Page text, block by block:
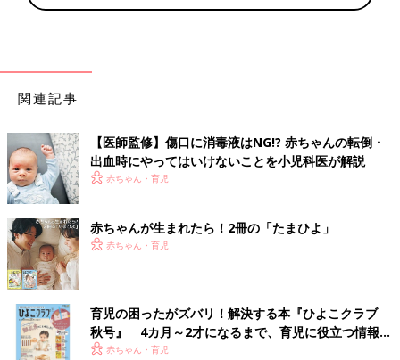
関連記事
【医師監修】傷口に消毒液はNG!? 赤ちゃんの転倒・
出血時にやってはいけないことを小児科医が解説
赤ちゃん・育児
赤ちゃんが生まれたら！2冊の「たまひよ」
赤ちゃん・育児
育児の困ったがズバリ！解決する本『ひよこクラブ
秋号』 4カ月～2才になるまで、育児に役立つ情報が
いっぱい！
赤ちゃん・育児